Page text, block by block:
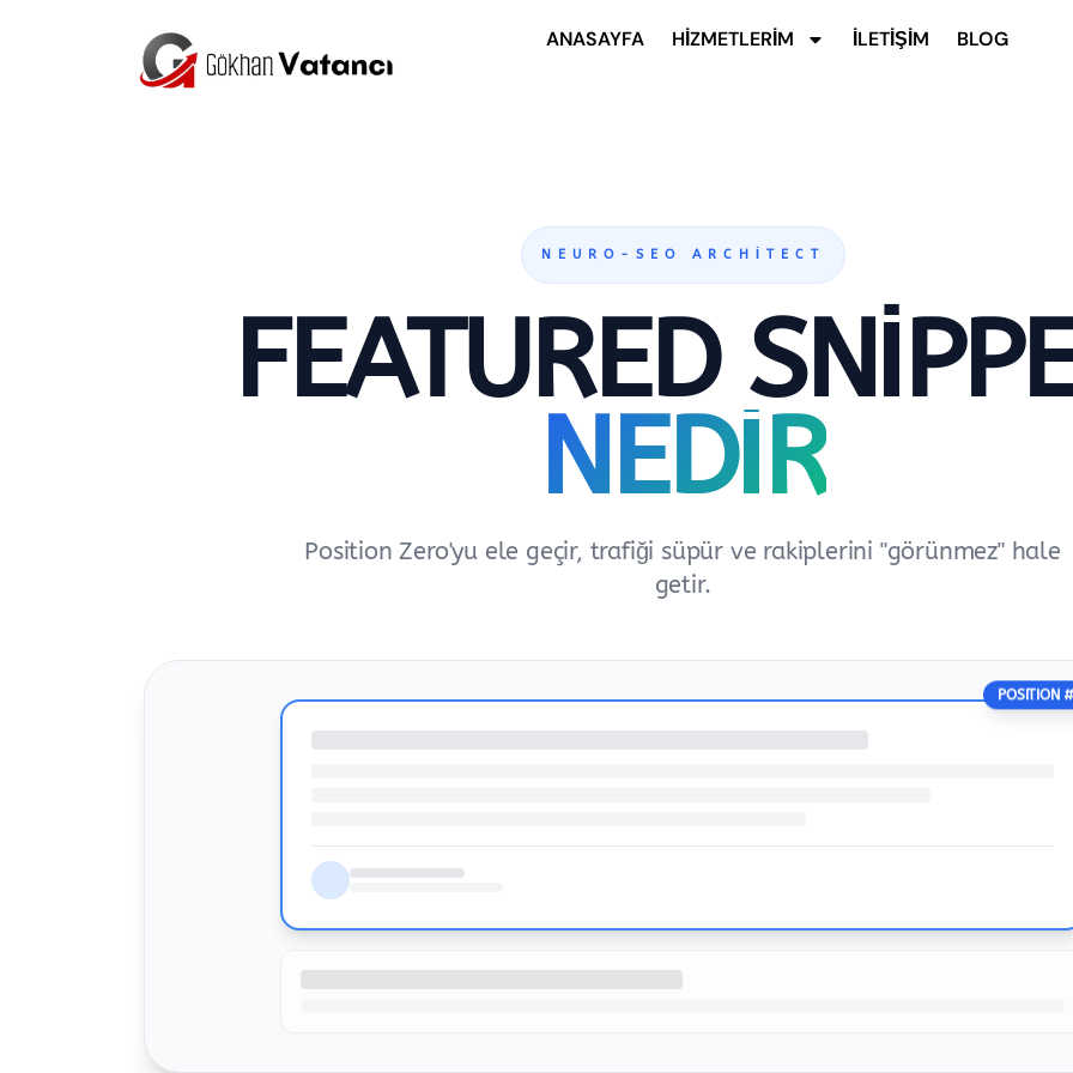
ANASAYFA HIZMETLERIM İLETIŞIM BLOG
NEURO-SEO ARCHITECT
FEATURED
NEDIR
Position Zero'yu ele geçir, trafiği süpür ve rakiplerini "görünmez" hale
getir.
POSITION